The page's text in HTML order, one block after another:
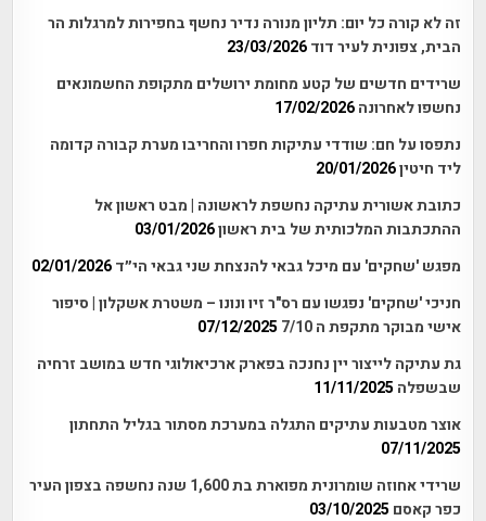
זה לא קורה כל יום: תליון מנורה נדיר נחשף בחפירות למרגלות הר
הבית, צפונית לעיר דוד 23/03/2026
שרידים חדשים של קטע מחומת ירושלים מתקופת החשמונאים
נחשפו לאחרונה 17/02/2026
נתפסו על חם: שודדי עתיקות חפרו והחריבו מערת קבורה קדומה
ליד חיטין20/01/2026
כתובת אשורית עתיקה נחשפת לראשונה | מבט ראשון אל
ההתכתבות המלכותית של בית ראשון03/01/2026
מפגש 'שחקים' עם מיכל גבאי להנצחת שני גבאי הי״ד 02/01/2026
חניכי 'שחקים' נפגשו עם רס"ר זיו ונונו – משטרת אשקלון | סיפור
אישי מבוקר מתקפת ה 7/10
07/12/2025
גת עתיקה לייצור יין נחנכה בפארק ארכיאולוגי חדש במושב זרחיה
שבשפלה 11/11/2025
אוצר מטבעות עתיקים התגלה במערכת מסתור בגליל התחתון
07/11/2025
שרידי אחוזה שומרונית מפוארת בת 1,600 שנה נחשפה בצפון העיר
כפר קאסם 03/10/2025